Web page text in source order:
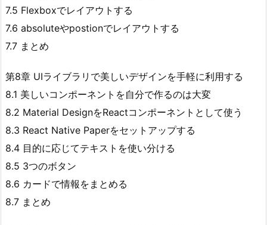
7.5 Flexboxでレイアウトする
7.6 absoluteやpostionでレイアウトする
7.7 まとめ
第8章 UIライブラリで美しいデザインを手軽に利用する
8.1 美しいコンポーネントを自分で作るのは大変
8.2 Material DesignをReactコンポーネントとして使う
8.3 React Native Paperをセットアップする
8.4 目的に応じてテキストを使い分ける
8.5 3つのボタン
8.6 カードで情報をまとめる
8.7 まとめ